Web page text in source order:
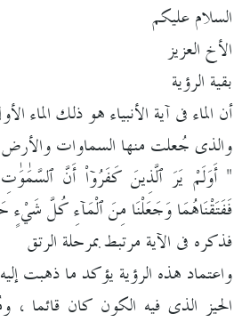
السلام عليكم
الأخ العزيز
بقية الرؤية
أن الماء فى آية الأنبياء هو ذلك الماء
والذى جُعلت منها السماوات والأرض
" أَوَلَمْ يَرَ ٱلَّذِينَ كَفَرُوۤاْ أَنَّ
فَفَتَقْنَاهُمَا وَجَعَلْنَا مِنَ ٱلْمَآءِ كُلَّ شَيْءٍ
فذكره فى الآية مرتبط بمرحلة الرتق
واعتماد هذه الرؤية يؤكد ما ذهبت
الحيز الذى فيه الكون كان قائما ،